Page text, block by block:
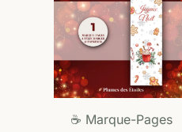
☕ Marque-Pages